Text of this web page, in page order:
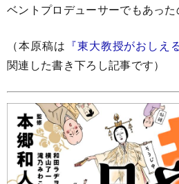
ベントプロデューサーでもあった
（本原稿は 『東大教授がおしえ
関連した書き下ろし記事です）